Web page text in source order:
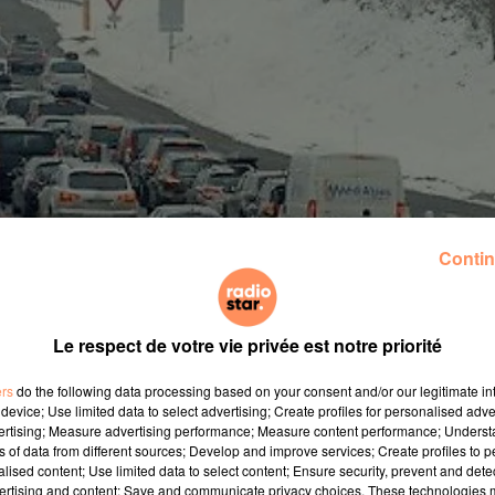
vert par Bison Futé au niveau national, même si
des Alpes.
Caen, Lille, Nancy-Metz, Nantes, Nice, Orléans-
Le respect de votre vie privée est notre priorité
do the following data processing based on your consent and/or our legitimate
Use limited data to select advertising; Create profiles for personalised
Measure advertising performance; Measure content performance;
of data from different sources; Develop and improve services; Create profiles to
content; Use limited data to select content; Ensure security, prevent and
and content; Save and communicate privacy choices. These technologies